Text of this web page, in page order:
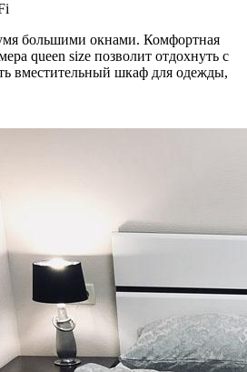
большими окнами. Комфортная
queen size позволит отдохнуть с
вместительный шкаф для одежды,